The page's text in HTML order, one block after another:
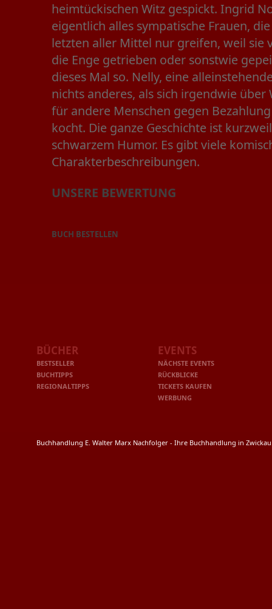
heimtückischen Witz gespickt. Ingrid
eigentlich alles sympatische Frauen,
letzten aller Mittel nur greifen, weil sie
die Enge getrieben oder sonstwie
dieses Mal so. Nelly, eine
nichts anderes, als sich irgendwie über
für andere Menschen gegen
kocht. Die ganze Geschichte ist
schwarzem Humor. Es gibt viele
Charakterbeschreibungen.
UNSERE BEWERTUNG
BUCH BESTELLEN
BÜCHER
BESTSELLER
BUCHTIPPS
REGIONALTIPPS
EVENTS
NÄCHSTE EVENTS
RÜCKBLICKE
TICKETS KAUFEN
WERBUNG
Buchhandlung E. Walter Marx Nachfolger - Ihre Buchhandlung in